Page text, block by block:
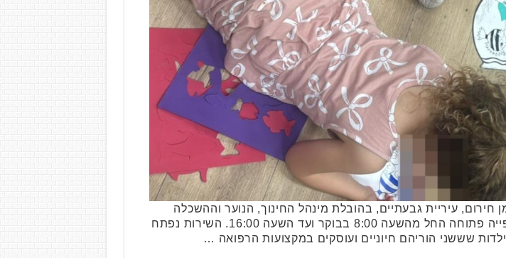
עיריית גבעתיים, בהובלת מינהל החינוך, הנוער וההשכלה
הגבוהה, פתחה שמרטפייה ייעודית לילדים בגילי 3-8. השמרטפייה פתוחה החל מהשעה 8:00 בבוקר ועד השעה 16:00. השירות נפתח